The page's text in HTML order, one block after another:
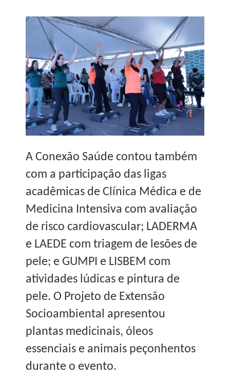
A Conexão Saúde contou também
com a participação das ligas
acadêmicas de Clínica Médica e de
Medicina Intensiva com avaliação
de risco cardiovascular; LADERMA
e LAEDE com triagem de lesões de
pele; e GUMPI e LISBEM com
atividades lúdicas e pintura de
pele. O Projeto de Extensão
Socioambiental apresentou
plantas medicinais, óleos
essenciais e animais peçonhentos
durante o evento.